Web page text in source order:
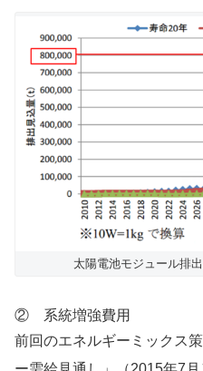
太陽電池モジュール排
② 系統増強費用
前回のエネルギーミックス